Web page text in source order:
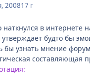
200817 г
наткнулся в интернете
утверждает будто бы
бы узнать мнение
составляющая